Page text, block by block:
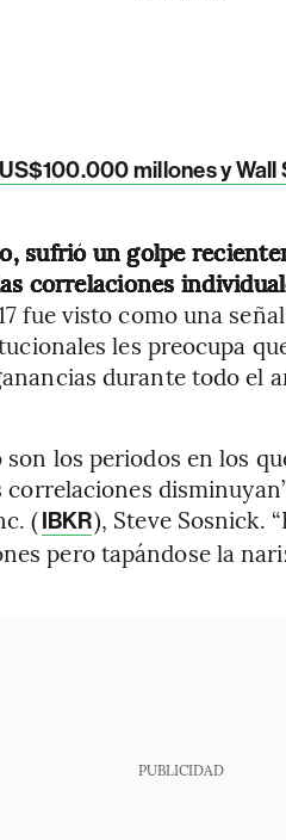
millones y
sufrió un golpe
correlaciones
fue visto como una
les preocupa
durante todo el
son los periodos en los
correlaciones
(IBKR), Steve Sosnick.
pero tapándose la
PUBLICIDAD